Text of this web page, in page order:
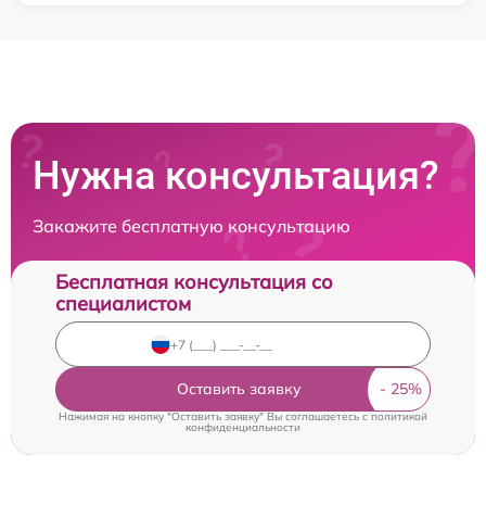
Нужна консультация?
Закажите бесплатную консультацию
Бесплатная консультация со
специалистом
Оставить заявку
Нажимая на кнопку "Оставить заявку" Вы соглашаетесь c политикой
конфиденциальности